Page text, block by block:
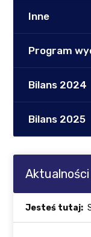
Inne
Program
Bilans 2024
Bilans 2025
Aktualności
Jesteś tutaj: